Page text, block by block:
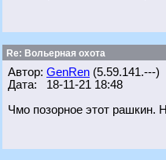
Re: Вольерная охота
Автор: GenRen (5.59.141.---)
Дата: 18-11-21 18:48
Чмо позорное этот рашкин.